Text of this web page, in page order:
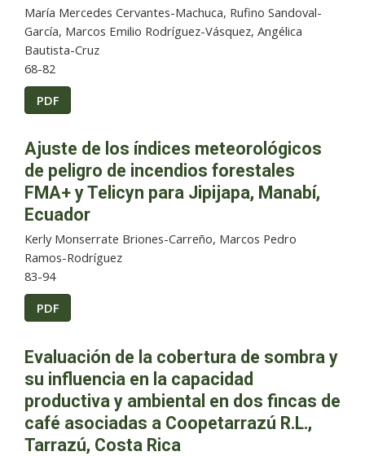
María Mercedes Cervantes-Machuca, Rufino Sandoval-
García, Marcos Emilio Rodríguez-Vásquez, Angélica
Bautista-Cruz
68-82
PDF
Ajuste de los índices meteorológicos
de peligro de incendios forestales
FMA+ y Telicyn para Jipijapa, Manabí,
Ecuador
Kerly Monserrate Briones-Carreño, Marcos Pedro
Ramos-Rodríguez
83-94
PDF
Evaluación de la cobertura de sombra y
su influencia en la capacidad
productiva y ambiental en dos fincas de
café asociadas a Coopetarrazú R.L.,
Tarrazú, Costa Rica